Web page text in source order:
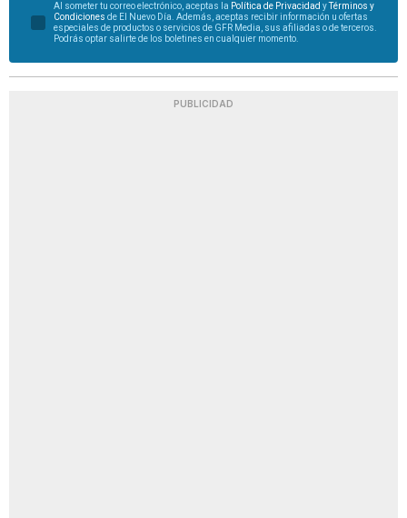
Al someter tu correo electrónico, aceptas la Política de Privacidad yTérminos y
Condiciones de El Nuevo Día. Además, aceptas recibir información u ofertas
especiales de productos o servicios de GFR Media, sus afiliadas o de terceros.
Podrás optar salirte de los boletines en cualquier momento.
PUBLICIDAD